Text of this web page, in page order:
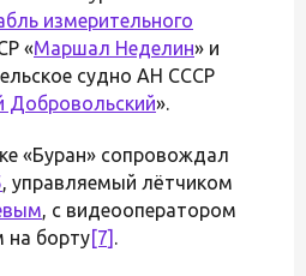
измерительного
«Маршал Неделин» и
судно АН СССР
Добровольский».
«Буран» сопровождал
, управляемый лётчиком
, с видеооператором
на борту[7] .